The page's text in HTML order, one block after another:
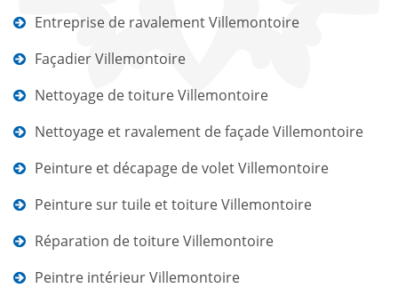
Entreprise de ravalement Villemontoire
Façadier Villemontoire
Nettoyage de toiture Villemontoire
Nettoyage et ravalement de façade Villemontoire
Peinture et décapage de volet Villemontoire
Peinture sur tuile et toiture Villemontoire
Réparation de toiture Villemontoire
Peintre intérieur Villemontoire